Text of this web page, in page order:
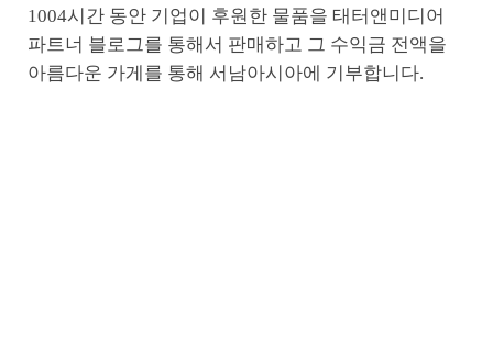
1004시간 동안 기업이 후원한 물품을 태터앤미디어
파트너 블로그를 통해서 판매하고 그 수익금 전액을
아름다운 가게를 통해 서남아시아에 기부합니다.